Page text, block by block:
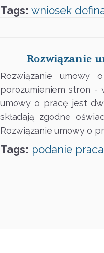
Tags: wniosek
Rozwiązanie
Rozwiązanie umowy
porozumieniem stron -
umowy o pracę jest
składają zgodne
Rozwiązanie umowy o
Tags: podanie praca